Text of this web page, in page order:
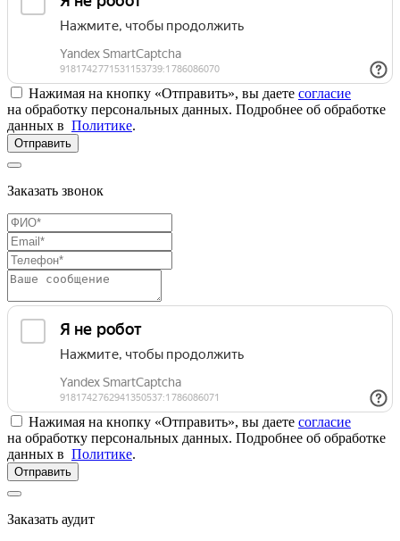
Нажимая на кнопку «Отправить», вы даете согласие
на обработку персональных данных. Подробнее об обработке
данных в Политике.
Отправить
Заказать звонок
Нажимая на кнопку «Отправить», вы даете согласие
на обработку персональных данных. Подробнее об обработке
данных в Политике.
Отправить
Заказать аудит